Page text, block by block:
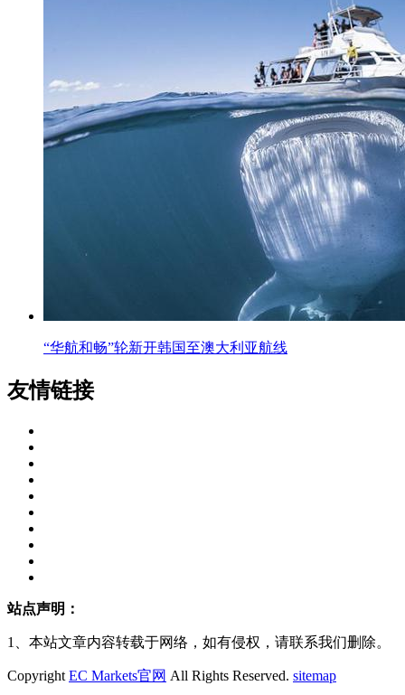
“华航和畅”轮新开韩国至澳大利亚航线
友情链接
站点声明：
1、本站文章内容转载于网络，如有侵权，请联系我们删除。
Copyright EC Markets官网 All Rights Reserved. sitemap